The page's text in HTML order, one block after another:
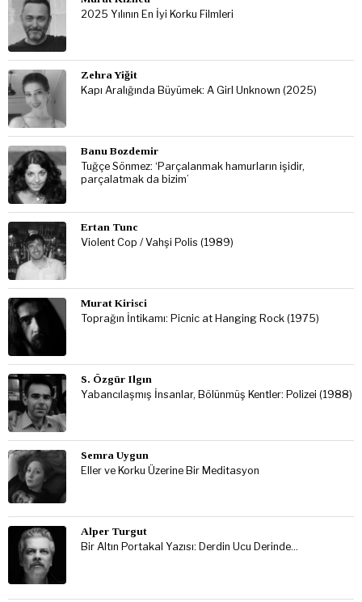
2025 Yılının En İyi Korku Filmleri
Zehra Yiğit
Kapı Aralığında Büyümek: A Girl Unknown (2025)
Banu Bozdemir
Tuğçe Sönmez: ‘Parçalanmak hamurların işidir,
parçalatmak da bizim’
Ertan Tunc
Violent Cop / Vahşi Polis (1989)
Murat Kirisci
Toprağın İntikamı: Picnic at Hanging Rock (1975)
S. Özgür Ilgın
Yabancılaşmış İnsanlar, Bölünmüş Kentler: Polizei (1988)
Semra Uygun
Eller ve Korku Üzerine Bir Meditasyon
Alper Turgut
Bir Altın Portakal Yazısı: Derdin Ucu Derinde…